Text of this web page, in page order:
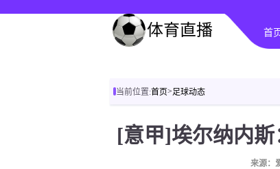
首
当前位置:首页>足球动态
来源：